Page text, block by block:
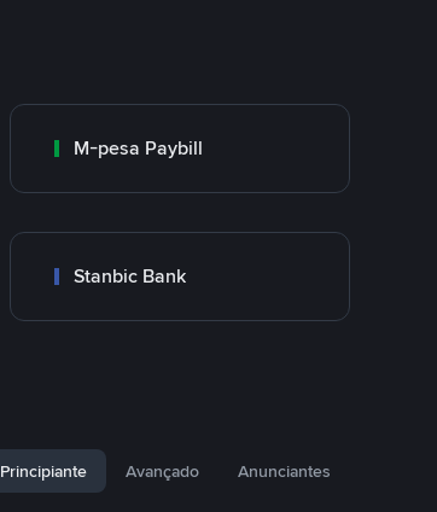
M-pesa Paybill
Stanbic Bank
Principiante Avançado Anunciantes